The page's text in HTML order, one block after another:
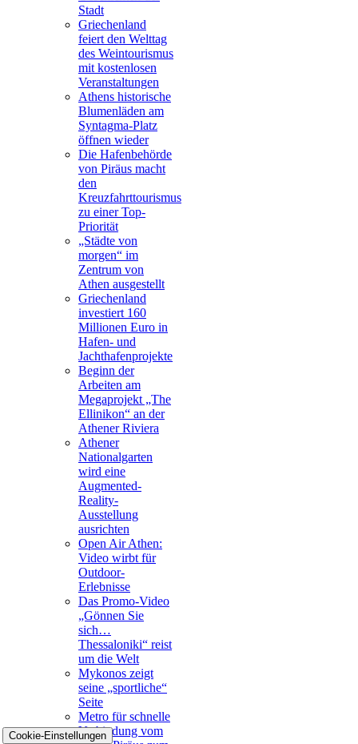
Stadt
Griechenland
feiert den Welttag
des Weintourismus
mit kostenlosen
Veranstaltungen
Athens historische
Blumenläden am
Syntagma-Platz
öffnen wieder
Die Hafenbehörde
von Piräus macht
den
Kreuzfahrttourismus
zu einer Top-
Priorität
„Städte von
morgen“ im
Zentrum von
Athen ausgestellt
Griechenland
investiert 160
Millionen Euro in
Hafen- und
Jachthafenprojekte
Beginn der
Arbeiten am
Megaprojekt „The
Ellinikon“ an der
Athener Riviera
Athener
Nationalgarten
wird eine
Augmented-
Reality-
Ausstellung
ausrichten
Open Air Athen:
Video wirbt für
Outdoor-
Erlebnisse
Das Promo-Video
„Gönnen Sie
sich…
Thessaloniki“ reist
um die Welt
Mykonos zeigt
seine „sportliche“
Seite
Metro für schnelle
Verbindung vom
Cookie-Einstellungen